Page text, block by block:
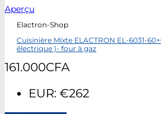
Aperçu
Elactron-Shop
Cuisinière Mixte ELACTRON EL-6031-
électrique )- four à gaz
161.000CFA
EUR: €262